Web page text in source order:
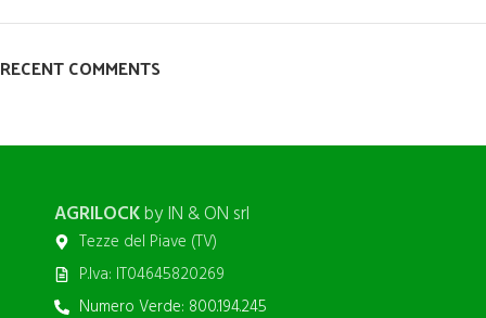
RECENT COMMENTS
AGRILOCKby IN & ON srl
Tezze del Piave (TV)
P.Iva: IT04645820269
Numero Verde: 800.194.245